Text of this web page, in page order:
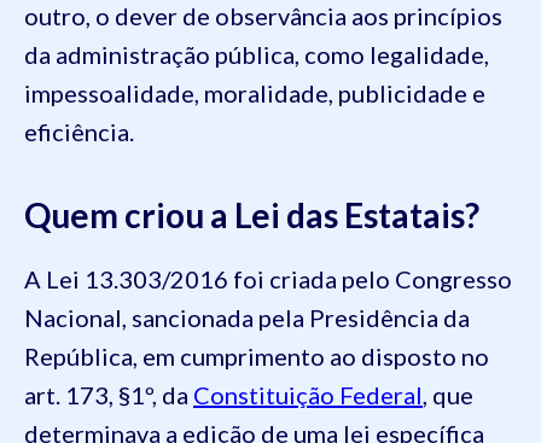
outro, o dever de observância aos princípios
da administração pública, como legalidade,
impessoalidade, moralidade, publicidade e
eficiência.
Quem criou a Lei das Estatais?
A Lei 13.303/2016 foi criada pelo Congresso
Nacional, sancionada pela Presidência da
República, em cumprimento ao disposto no
art. 173, §1º, da Constituição Federal, que
determinava a edição de uma lei específica